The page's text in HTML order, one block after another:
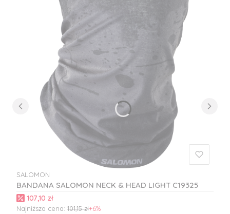
BANDANA SALOMON NECK & HEAD LIGHT C19325
PRODUCENT
SALOMON
Cena promocyjna
107,10 zł
Najniższa cena: 101,15 zł+6%